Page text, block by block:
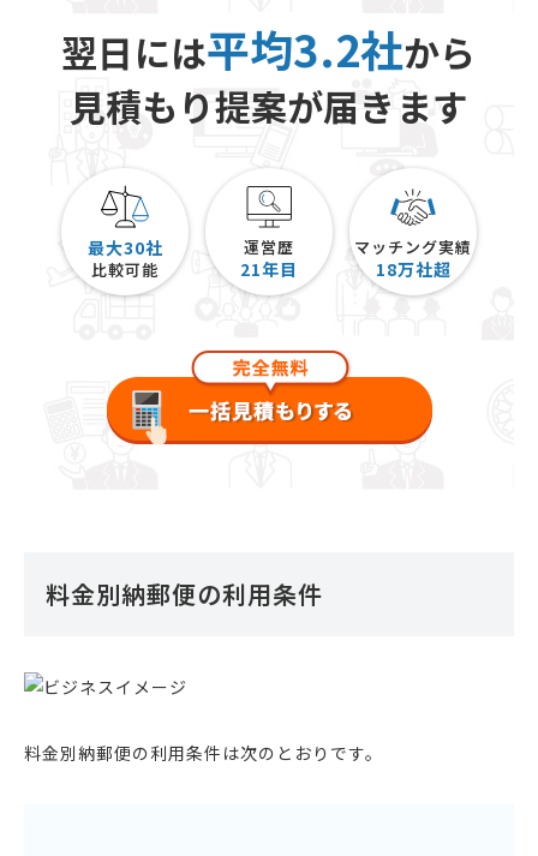
翌日には平均3.2社から
見積もり提案が届きます
最大30社
比較可能
運営歴
21年目
マッチング実績
18万社超
料金別納郵便の利用条件
料金別納郵便の利用条件は次のとおりです。